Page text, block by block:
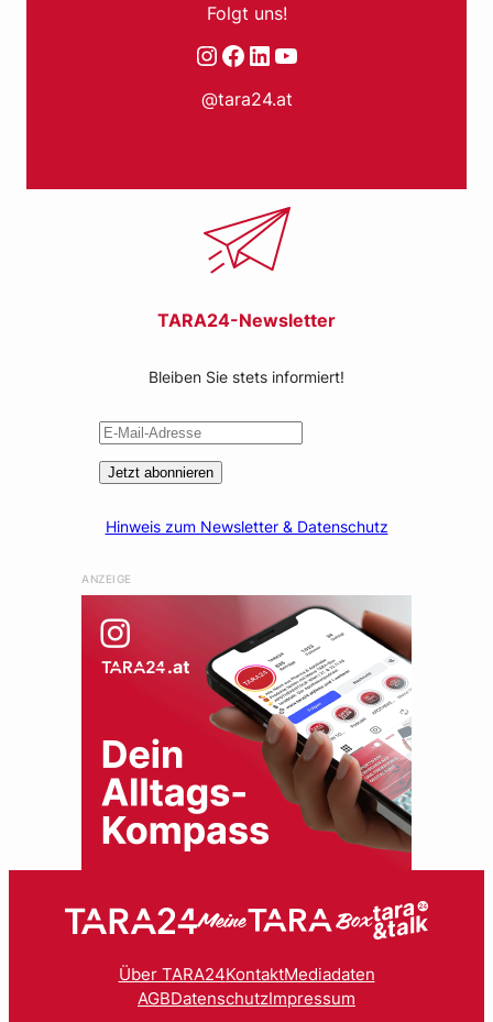
Folgt uns!
Instagram Facebook LinkedIn YouTube
@tara24.at
TARA24-Newsletter
Bleiben Sie stets informiert!
Jetzt abonnieren
Hinweis zum Newsletter & Datenschutz
ANZEIGE
Über TARA24KontaktMediadaten
AGBDatenschutzImpressum